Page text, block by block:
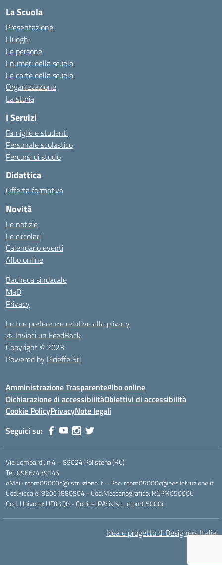
La Scuola
Presentazione
I luoghi
Le persone
I numeri della scuola
Le carte della scuola
Organizzazione
La storia
I Servizi
Famiglie e studenti
Personale scolastico
Percorsi di studio
Didattica
Offerta formativa
Novità
Le notizie
Le circolari
Calendario eventi
Albo online
Bacheca sindacale
MaD
Privacy
Le tue preferenze relative alla privacy
⚠️ Inviaci un FeedBack
Copyright © 2023
Powered by Picieffe Srl
Amministrazione TrasparenteAlbo online
Dichiarazione di accessibilitàObiettivi di accessibilità
Cookie PolicyPrivacyNote legali
Seguici su:
Via Lombardi, n.4 – 89024 Polistena (RC)
Tel. 0966/439146
eMail: rcpm05000c@istruzione.it – Pec: rcpm05000c@pec.istruzione.it
Cod.Fiscale: 82001880804 - Cod.Meccanografico: RCPM05000C
Cod. Univoco: UF83Q8 - Codice iPA: istsc_rcpm05000c
Idea e progetto di Designers Italia